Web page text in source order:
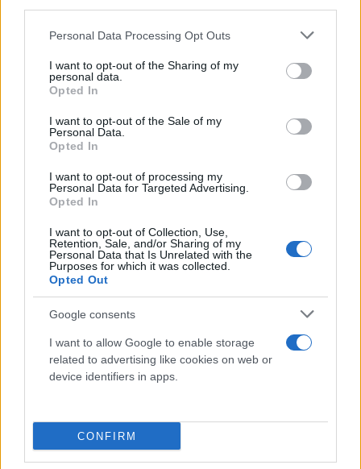
Please note that this website/app uses one or more Google
not limited to your visit or usage behaviour. You may click to
grant or deny consent to Google and its third-party tags to
use your data for below specified purposes in below Google
consent section.
Personal Data Processing Opt Outs
I want to opt-out of the Sharing of my
personal data.
Opted In
I want to opt-out of the Sale of my
Personal Data.
Opted In
I want to opt-out of processing my
Personal Data for Targeted Advertising.
Opted In
I want to opt-out of Collection, Use,
Retention, Sale, and/or Sharing of my
Personal Data that Is Unrelated with the
Purposes for which it was collected.
Opted Out
Google consents
I want to allow Google to enable storage
related to advertising like cookies on web or
device identifiers in apps.
CONFIRM